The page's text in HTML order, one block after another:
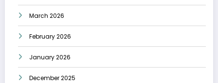
March 2026
February 2026
January 2026
December 2025